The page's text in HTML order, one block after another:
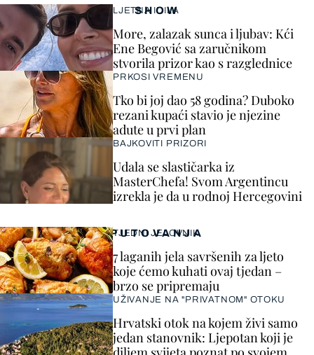
SHOW
LJETNA IDILA
More, zalazak sunca i ljubav: Kći
Ene Begović sa zaručnikom
stvorila prizor kao s razglednice
PRKOSI VREMENU
Tko bi joj dao 58 godina? Duboko
rezani kupaći stavio je njezine
adute u prvi plan
BAJKOVITI PRIZORI
Udala se slastičarka iz
MasterChefa! Svom Argentincu
izrekla je da u rodnoj Hercegovini
PUTOVANJA
TJEDNI JELOVNIK
7 laganih jela savršenih za ljeto
koje ćemo kuhati ovaj tjedan –
brzo se pripremaju
UŽIVANJE NA "PRIVATNOM" OTOKU
Hrvatski otok na kojem živi samo
jedan stanovnik: Ljepotan koji je